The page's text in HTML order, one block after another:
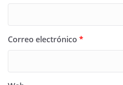
Correo electrónico *